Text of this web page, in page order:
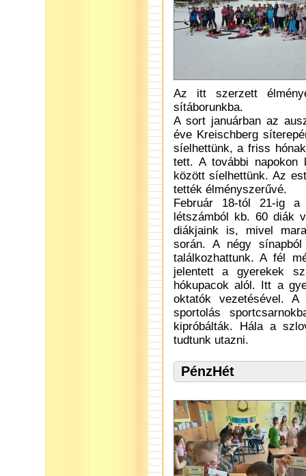
Az itt szerzett
sítáborunkba.
A sort januárban az
éve Kreischberg
síelhettünk, a friss
tett. A további napokon
között síelhettünk. Az
tették élményszerűvé.
Február 18-tól 21-ig
létszámból kb. 60 diák
diákjaink is, mivel
során. A négy
találkozhattunk. A fél
jelentett a gyerekek
hókupacok alól. Itt a
oktatók vezetésével.
sportolás
kipróbálták. Hála a
tudtunk utazni.
PénzHét